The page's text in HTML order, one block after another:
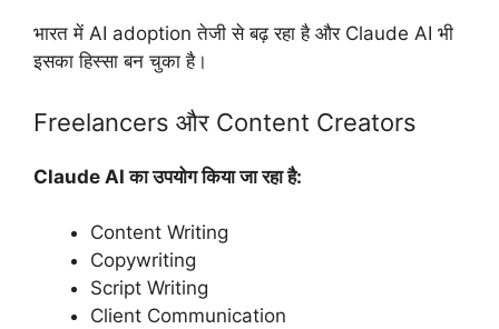
भारत में AI adoption तेजी से बढ़ रहा है और Claude AI भी
इसका हिस्सा बन चुका है।
Freelancers और Content Creators
Claude AI का उपयोग किया जा रहा है:
Content Writing
Copywriting
Script Writing
Client Communication